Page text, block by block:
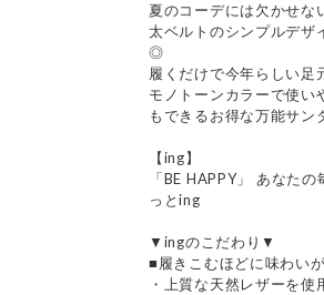
夏のコーデには欠かせな
太ベルトのシンプルデザ
◎
履くだけで今年らしい足
モノトーンカラーで使い
もできるお得な万能サン
【ing】
「BE HAPPY」 あなた
っとing
▼ingのこだわり▼
■履きこむほどに味わい
・上質な天然レザーを